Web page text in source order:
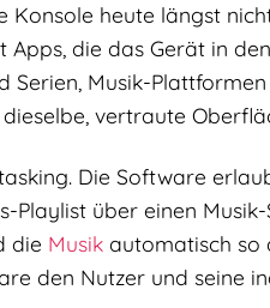
Konsole heute längst
die das Gerät in
Serien, Musik-
vertraute
Die Software
Playlist über einen
die Musik automatisch so
den Nutzer und seine